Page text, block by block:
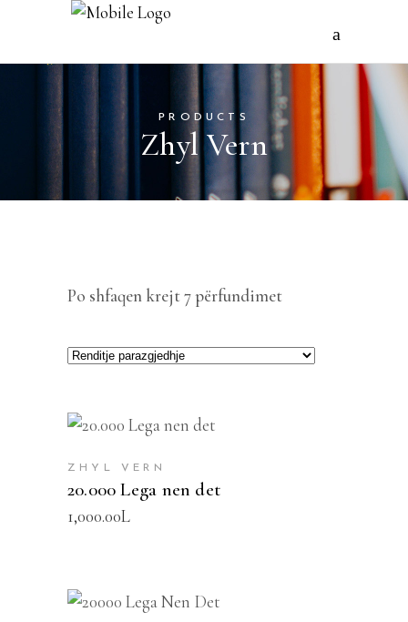
PRODUCTS
Zhyl Vern
Po shfaqen krejt 7 përfundimet
SHTOJE NË SHPORTË
ZHYL VERN
20.000 Lega nen det
1,000.00L
SHTOJE NË SHPORTË